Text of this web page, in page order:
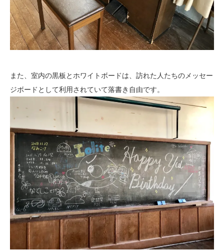
また、室内の黒板とホワイトボードは、訪れた人たちのメッセー
ジボードとして利用されていて落書き自由です。